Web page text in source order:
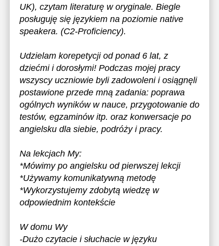
UK), czytam literaturę w oryginale. Biegle
posługuję się językiem na poziomie native
speakera. (C2-Proficiency).
Udzielam korepetycji od ponad 6 lat, z
dziećmi i dorosłymi! Podczas mojej pracy
wszyscy uczniowie byli zadowoleni i osiągnęli
postawione przede mną zadania: poprawa
ogólnych wyników w nauce, przygotowanie do
testów, egzaminów itp. oraz konwersacje po
angielsku dla siebie, podróży i pracy.
Na lekcjach My:
*Mówimy po angielsku od pierwszej lekcji
*Używamy komunikatywną metodę
*Wykorzystujemy zdobytą wiedzę w
odpowiednim kontekście
W domu Wy
-Dużo czytacie i słuchacie w języku